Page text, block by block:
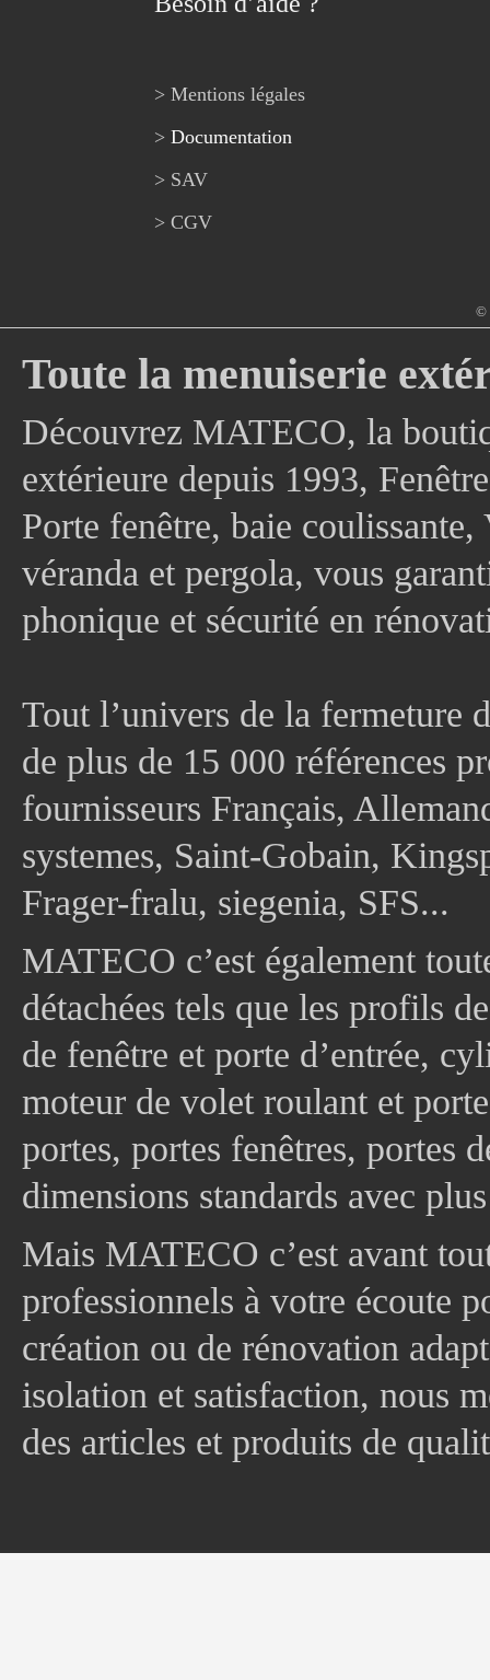
> Mentions légales
> Documentation
> SAV
> CGV
©
Toute la menuiserie
Découvrez MATECO, la
extérieure depuis 1993,
Porte fenêtre, baie
véranda et pergola, vous
phonique et sécurité en
Tout l’univers de la fermeture
de plus de 15 000 références
fournisseurs Français,
systemes, Saint-Gobain,
Frager-fralu, siegenia, SFS...
MATECO c’est également
détachées tels que les profils
de fenêtre et porte d’entrée,
moteur de volet roulant et
portes, portes fenêtres, portes
dimensions standards avec
Mais MATECO c’est avant
professionnels à votre écoute
création ou de rénovation
isolation et satisfaction, nous
des articles et produits de